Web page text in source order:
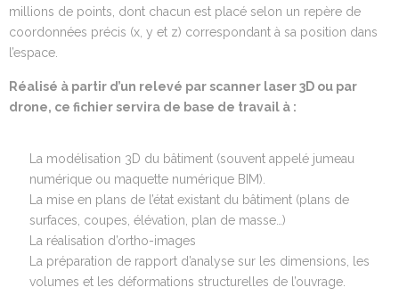
millions de points, dont chacun est placé selon un repère de
coordonnées précis (x, y et z) correspondant à sa position dans
l’espace.
Réalisé à partir d’un relevé par scanner laser 3D ou par
drone, ce fichier servira de base de travail à :
La modélisation 3D du bâtiment (souvent appelé jumeau
numérique ou maquette numérique BIM).
La mise en plans de l’état existant du bâtiment (plans de
surfaces, coupes, élévation, plan de masse…)
La réalisation d’ortho-images
La préparation de rapport d’analyse sur les dimensions, les
volumes et les déformations structurelles de l’ouvrage.